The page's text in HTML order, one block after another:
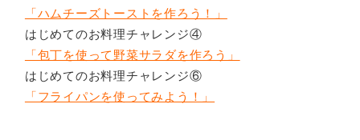
「ハムチーズトーストを作ろう！」
はじめてのお料理チャレンジ④
「包丁を使って野菜サラダを作ろう」
はじめてのお料理チャレンジ⑥
「フライパンを使ってみよう！」